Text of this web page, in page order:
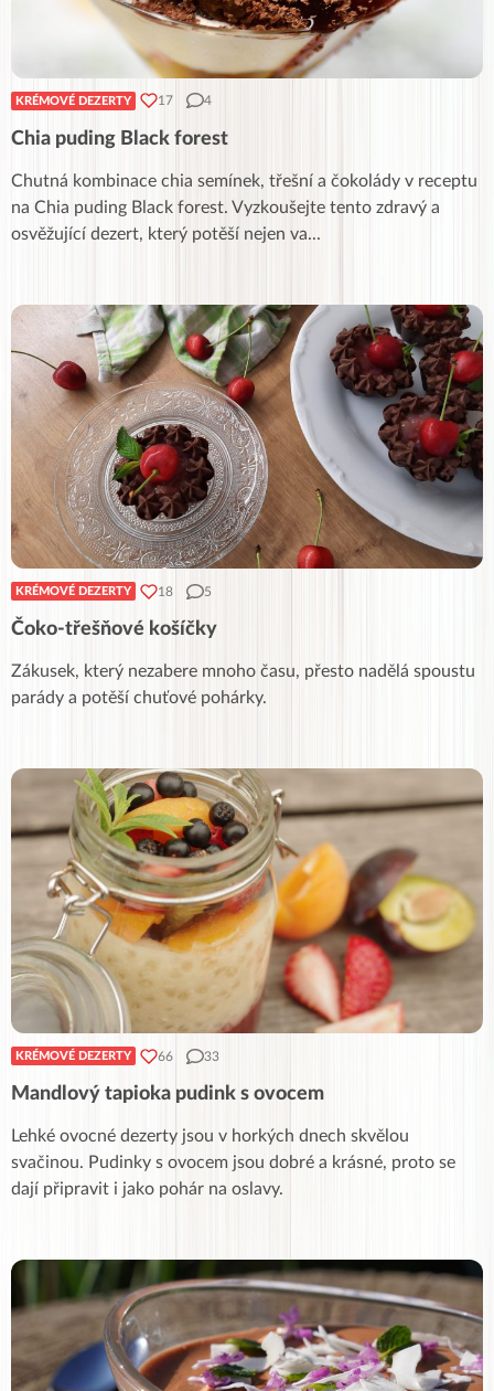
KRÉMOVÉ DEZERTY 17 4
Chia puding Black forest
Chutná kombinace chia semínek, třešní a čokolády v receptu
na Chia puding Black forest. Vyzkoušejte tento zdravý a
osvěžující dezert, který potěší nejen va...
KRÉMOVÉ DEZERTY 18 5
Čoko-třešňové košíčky
Zákusek, který nezabere mnoho času, přesto nadělá spoustu
parády a potěší chuťové pohárky.
KRÉMOVÉ DEZERTY 66 33
Mandlový tapioka pudink s ovocem
Lehké ovocné dezerty jsou v horkých dnech skvělou
svačinou. Pudinky s ovocem jsou dobré a krásné, proto se
dají připravit i jako pohár na oslavy.